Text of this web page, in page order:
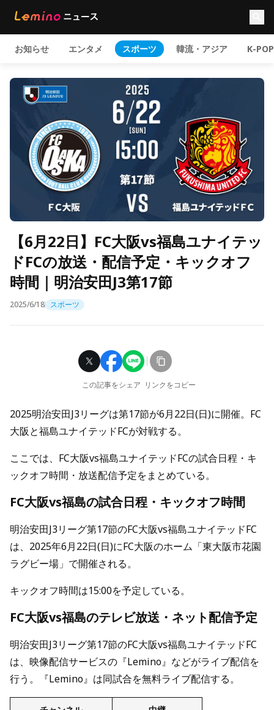
お知らせ エンタメ スポーツ 韓流・アジア K-POP
【6月22日】FC大阪vs福島ユナイテッ
ドFCの放送・配信予定・キックオフ
時間｜明治安田J3第17節
2025/6/18 スポーツ
この記事をシェア リンクをコピー
2025明治安田J3リーグは第17節が6月22日(日)に開催。FC
大阪と福島ユナイテッドFCが対戦する。
ここでは、FC大阪vs福島ユナイテッドFCの試合日程・キ
ックオフ時間・放送配信予定をまとめている。
FC大阪vs福島の試合日程・キックオフ時間
明治安田J3リーグ第17節のFC大阪vs福島ユナイテッドFC
は、2025年6月22日(日)にFC大阪のホーム「東大阪市花園
ラグビー場」で開催される。
キックオフ時間は15:00を予定している。
FC大阪vs福島のテレビ放送・ネット配信予定
明治安田J3リーグ第17節のFC大阪vs福島ユナイテッドFC
は、映像配信サービスの『Lemino』などがライブ配信を
行う。『Lemino』は同試合を無料ライブ配信する。